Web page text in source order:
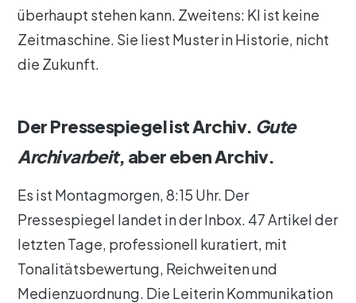
überhaupt stehen kann. Zweitens: KI ist keine
Zeitmaschine. Sie liest Muster in Historie, nicht
die Zukunft.
Der Pressespiegel ist Archiv. Gute
Archivarbeit, aber eben Archiv.
Es ist Montagmorgen, 8:15 Uhr. Der
Pressespiegel landet in der Inbox. 47 Artikel der
letzten Tage, professionell kuratiert, mit
Tonalitätsbewertung, Reichweiten und
Medienzuordnung. Die Leiterin Kommunikation